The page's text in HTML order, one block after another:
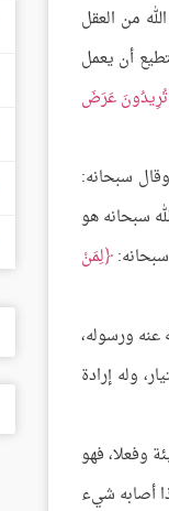
من العقل
أن يعمل
تُرِيدُونَ عَرَضَ
سبحانه هو
لِمَنْ
عنه ورسوله،
وله إرادة
وفعلا، فهو
156] إذا أصابه شيء